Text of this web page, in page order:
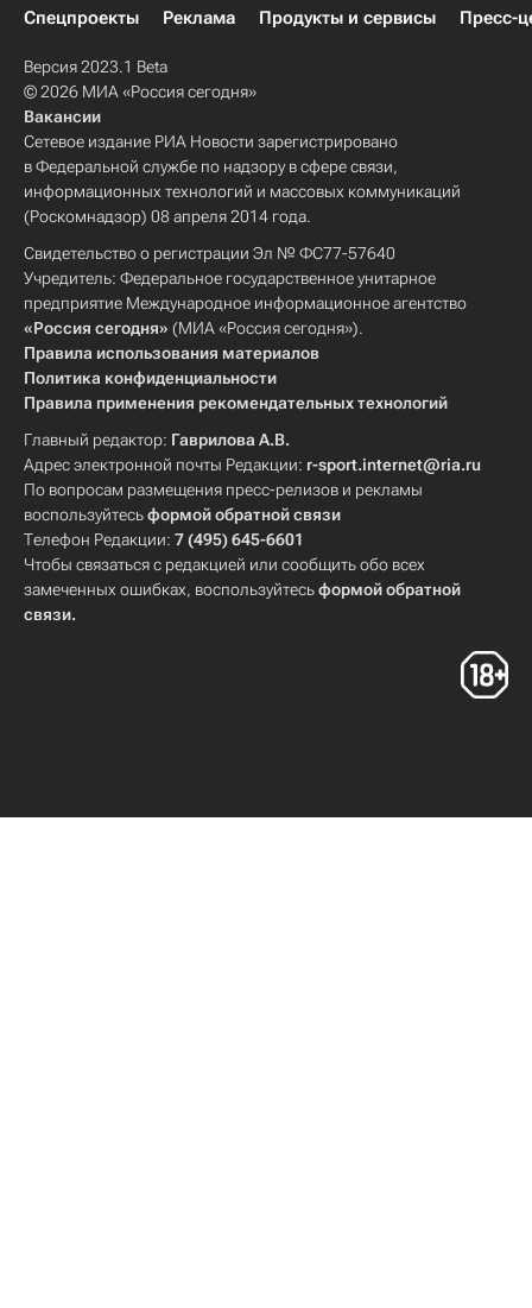
Спецпроекты Реклама Продукты и сервисы Пресс-
Версия 2023.1 Beta
© 2026 МИА «Россия сегодня»
Вакансии
Сетевое издание РИА Новости зарегистрировано
в Федеральной службе по надзору в сфере связи,
информационных технологий и массовых коммуникаций
(Роскомнадзор) 08 апреля 2014 года.
Свидетельство о регистрации Эл № ФС77-57640
Учредитель: Федеральное государственное унитарное
предприятие Международное информационное агентство
«Россия сегодня» (МИА «Россия сегодня»).
Правила использования материалов
Политика конфиденциальности
Правила применения рекомендательных технологий
Главный редактор: Гаврилова А.В.
Адрес электронной почты Редакции: r-sport.internet@ria.ru
По вопросам размещения пресс-релизов и рекламы
воспользуйтесьформой обратной связи
Телефон Редакции: 7 (495) 645-6601
Чтобы связаться с редакцией или сообщить обо всех
замеченных ошибках, воспользуйтесьформой обратной
связи.